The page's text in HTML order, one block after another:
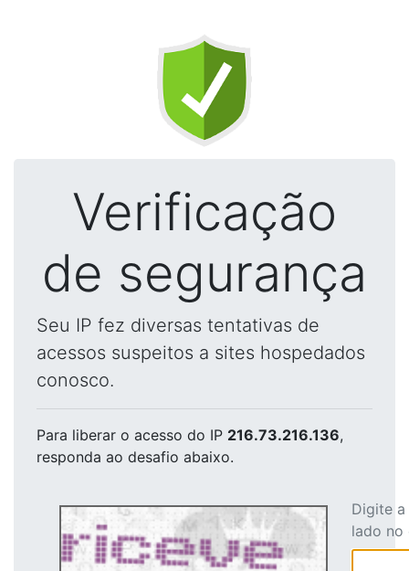
Verificação
de segurança
Seu IP fez diversas tentativas de
acessos suspeitos a sites hospedados
conosco.
Para liberar o acesso do IP 216.73.216.136,
responda ao desafio abaixo.
Digite
lado no